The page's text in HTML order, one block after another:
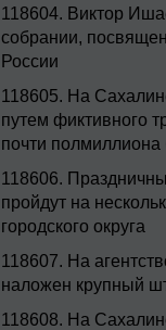
118604. Виктор
собрании,
России
118605. На
путем фиктивного
почти
118606.
пройдут на
городского округа
118607. На
наложен крупный
118608. На